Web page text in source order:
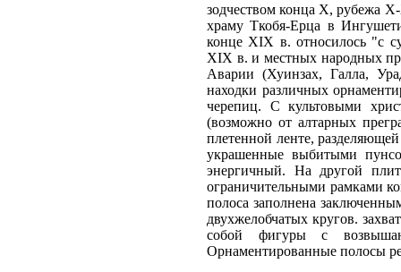
зодчеством конца X, рубежа
храму Ткобя-Ерца в
конце XIX в. относилось "с
XIX в. и местных народных
Аварии (Хуинзах, Галла,
находки различных
черепиц. С культовыми
(возможно от алтарных
плетенной ленте,
украшенные выбитыми
энергичный. На другой
ограничительными рамками
полоса заполнена
двухжелобчатых кругов.
собой фигуры с
Орнаментированные полосы